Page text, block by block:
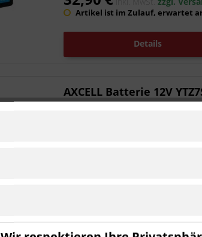
Artikel ist im Zulauf, erwartet
Details
AXCELL Batterie 12V
Profitieren Sie von unserer
Batterien für Ihr Motorrad oder
Lieferzeit ca. 1 Werktag